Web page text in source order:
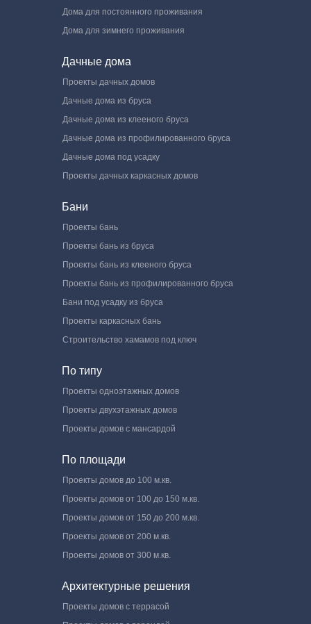
Дома для постоянного проживания
Дома для зимнего проживания
Дачные дома
Проекты дачных домов
Дачные дома из бруса
Дачные дома из клееного бруса
Дачные дома из профилированного бруса
Дачные дома под усадку
Проекты дачных каркасных домов
Бани
Проекты бань
Проекты бань из бруса
Проекты бань из клееного бруса
Проекты бань из профилированного бруса
Бани под усадку из бруса
Проекты каркасных бань
Строительство хамамов под ключ
По типу
Проекты одноэтажных домов
Проекты двухэтажных домов
Проекты домов с мансардой
По площади
Проекты домов до 100 м.кв.
Проекты домов от 100 до 150 м.кв.
Проекты домов от 150 до 200 м.кв.
Проекты домов от 200 м.кв.
Проекты домов от 300 м.кв.
Архитектурные решения
Проекты домов с террасой